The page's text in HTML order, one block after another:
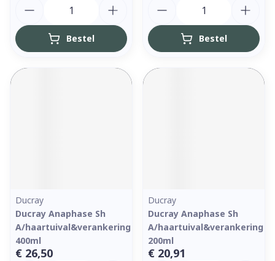
Bestel Bestel
Ducray
Ducray Anaphase Sh
A/haartuival&verankering
400ml
€ 26,50
Ducray
Ducray Anaphase Sh
A/haartuival&verankering
200ml
€ 20,91